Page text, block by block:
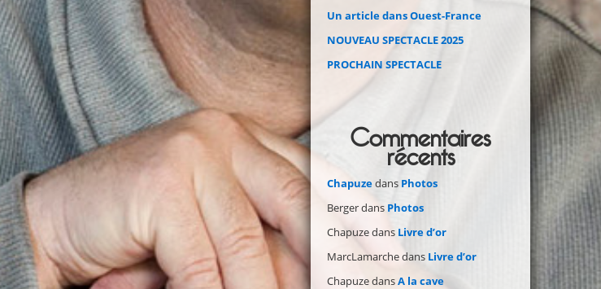
Un article dans Ouest-France
NOUVEAU SPECTACLE 2025
PROCHAIN SPECTACLE
Commentaires
récents
Chapuzedans Photos
Bergerdans Photos
Chapuzedans Livre d’or
MarcLamarchedans Livre d’or
ChapuzedansA la cave